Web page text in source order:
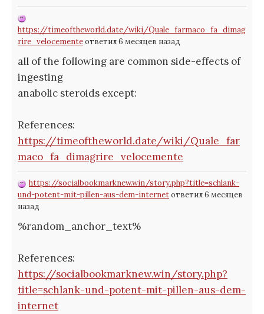
https://timeoftheworld.date/wiki/Quale_farmaco_fa_dimag
rire_velocementeответил 6 месяцев назад
all of the following are common side-effects of
ingesting
anabolic steroids except:
References:
https://timeoftheworld.date/wiki/Quale_far
maco_fa_dimagrire_velocemente
https://socialbookmarknew.win/story.php?title=schlank-
und-potent-mit-pillen-aus-dem-internetответил 6 месяцев
назад
%random_anchor_text%
References:
https://socialbookmarknew.win/story.php?
title=schlank-und-potent-mit-pillen-aus-dem-
internet